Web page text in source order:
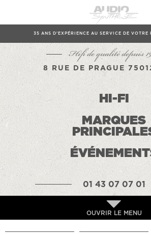
35 ANS D'EXPÉRIENCE AU SERVICE DE VOTRE
Hifi de qualité depuis
8 RUE DE PRAGUE
HI-FI
MARQUES
01 43 07 07 01
OUVRIR LE MENU